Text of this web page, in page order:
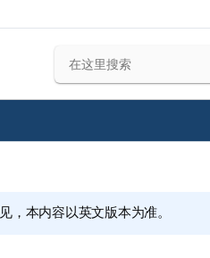
，本内容以英文版本为准。